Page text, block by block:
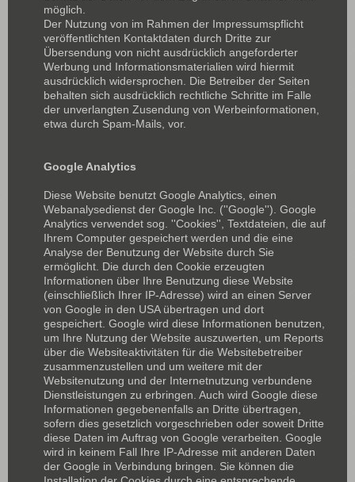
möglich.
Der Nutzung von im Rahmen der Impressumspflicht
veröffentlichten Kontaktdaten durch Dritte zur
Übersendung von nicht ausdrücklich angeforderter
Werbung und Informationsmaterialien wird hiermit
ausdrücklich widersprochen. Die Betreiber der Seiten
behalten sich ausdrücklich rechtliche Schritte im Falle
der unverlangten Zusendung von Werbeinformationen,
etwa durch Spam-Mails, vor.
Google Analytics
Diese Website benutzt Google Analytics, einen
Webanalysedienst der Google Inc. (''Google''). Google
Analytics verwendet sog. ''Cookies'', Textdateien, die auf
Ihrem Computer gespeichert werden und die eine
Analyse der Benutzung der Website durch Sie
ermöglicht. Die durch den Cookie erzeugten
Informationen über Ihre Benutzung diese Website
(einschließlich Ihrer IP-Adresse) wird an einen Server
von Google in den USA übertragen und dort
gespeichert. Google wird diese Informationen benutzen,
um Ihre Nutzung der Website auszuwerten, um Reports
über die Websiteaktivitäten für die Websitebetreiber
zusammenzustellen und um weitere mit der
Websitenutzung und der Internetnutzung verbundene
Dienstleistungen zu erbringen. Auch wird Google diese
Informationen gegebenenfalls an Dritte übertragen,
sofern dies gesetzlich vorgeschrieben oder soweit Dritte
diese Daten im Auftrag von Google verarbeiten. Google
wird in keinem Fall Ihre IP-Adresse mit anderen Daten
der Google in Verbindung bringen. Sie können die